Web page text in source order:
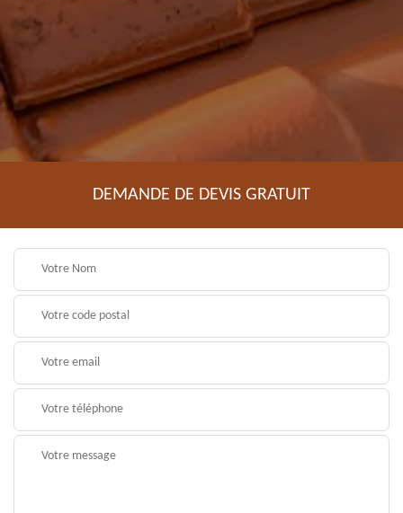
DEMANDE DE DEVIS GRATUIT